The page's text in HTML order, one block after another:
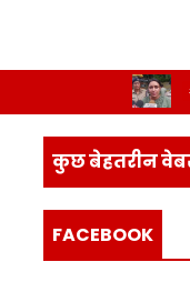
#JABALPUR
कुछ बेहतरीन
FACEBOOK